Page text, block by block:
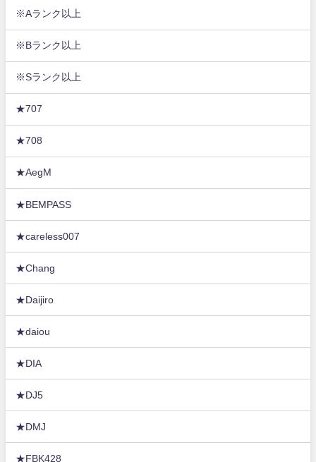
※Aランク以上
※Bランク以上
※Sランク以上
★707
★708
★AegM
★BEMPASS
★careless007
★Chang
★Daijiro
★daiou
★DIA
★DJ5
★DMJ
★FBK428